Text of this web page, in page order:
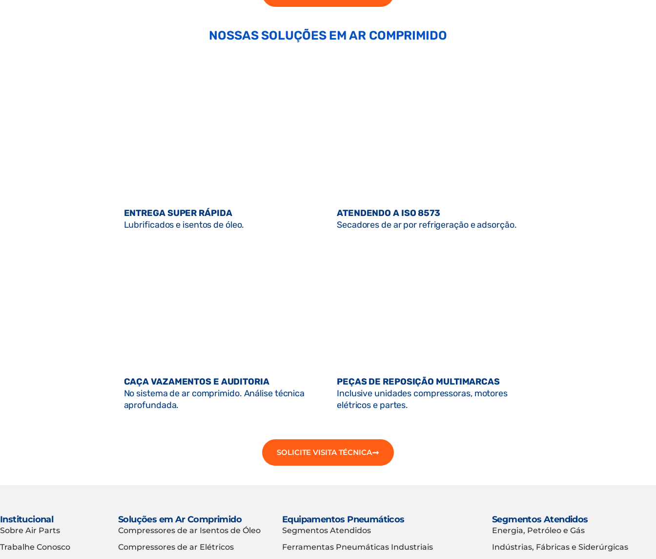
NOSSAS SOLUÇÕES EM AR COMPRIMIDO
ENTREGA SUPER RÁPIDA
Lubrificados e isentos de óleo.
ATENDENDO A ISO 8573
Secadores de ar por refrigeração e adsorção.
CAÇA VAZAMENTOS E AUDITORIA
No sistema de ar comprimido. Análise técnica
aprofundada.
PEÇAS DE REPOSIÇÃO MULTIMARCAS
Inclusive unidades compressoras, motores
elétricos e partes.
SOLICITE VISITA TÉCNICA
Institucional
Sobre Air Parts
Trabalhe Conosco
Soluções em Ar Comprimido
Compressores de ar Isentos de Óleo
Compressores de ar Elétricos
Equipamentos Pneumáticos
Segmentos Atendidos
Ferramentas Pneumáticas Industriais
Segmentos Atendidos
Energia, Petróleo e Gás
Indústrias, Fábricas e Siderúrgicas